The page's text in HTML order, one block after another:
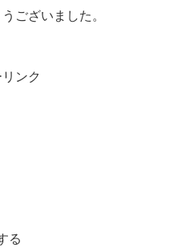
ございました。
ンク
る